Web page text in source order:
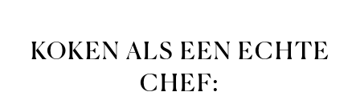
KOKEN ALS EEN ECHTE
CHEF: